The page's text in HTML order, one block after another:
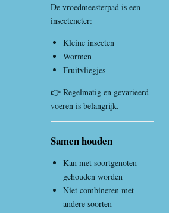
De vroedmeesterpad is een
insecteneter:
Kleine insecten
Wormen
Fruitvliegjes
👉 Regelmatig en gevarieerd
voeren is belangrijk.
Samen houden
Kan met soortgenoten
gehouden worden
Niet combineren met
andere soorten